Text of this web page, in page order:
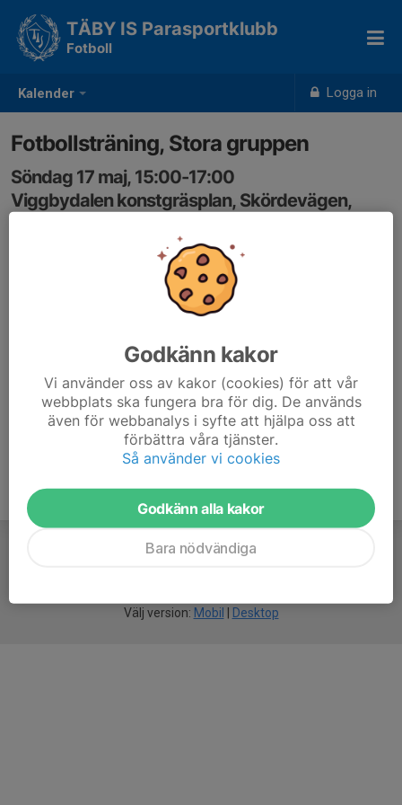
Kalender Logga in
TÄBY IS Parasportklubb
Fotboll
Fotbollsträning, Stora gruppen
Söndag 17 maj, 15:00-17:00
Viggbydalen konstgräsplan, Skördevägen,
Välj version: Mobil Desktop
Godkänn kakor
Vi använder oss av kakor (cookies) för att vår
webbplats ska fungera bra för dig. De används
även för webbanalys i syfte att hjälpa oss att
förbättra våra tjänster.
Så använder vi cookies
Godkänn alla kakor
Bara nödvändiga